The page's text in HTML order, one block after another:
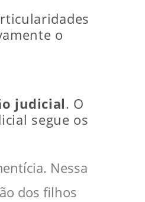
o
judicial. O
segue os
Nessa
dos filhos